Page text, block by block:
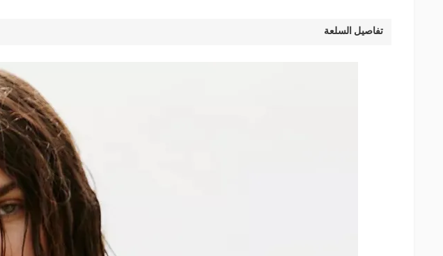
تفاصيل السلعة